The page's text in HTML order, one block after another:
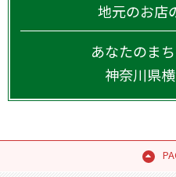
地元のお店
あなたのま
神奈川県